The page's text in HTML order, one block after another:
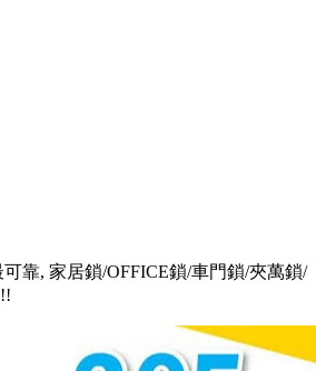
靠, 家居鎖/OFFICE鎖/車門鎖/夾萬鎖/